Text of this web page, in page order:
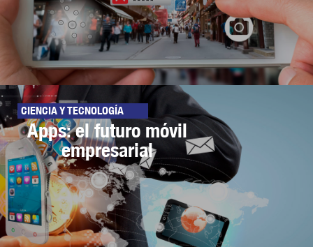
CIENCIA Y TECNOLOGÍA
Apps: el futuro móvil
empresarial